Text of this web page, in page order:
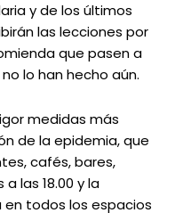
y de los últimos
las lecciones por
que pasen a
lo han hecho aún.
medidas más
de la epidemia, que
cafés, bares,
las 18.00 y la
en todos los espacios